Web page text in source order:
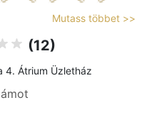
Mutass többet >>
(12)
4. Átrium Üzletház